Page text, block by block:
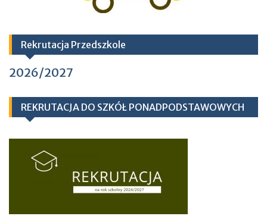
Rekrutacja Przedszkole
2026/2027
REKRUTACJA DO SZKÓŁ PONADPODSTAWOWYCH